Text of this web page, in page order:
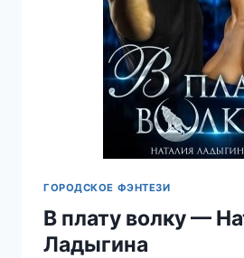
ГОРОДСКОЕ ФЭНТЕЗИ
В плату волку —
Ладыгина